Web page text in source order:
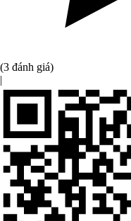
(3 đánh giá)
|